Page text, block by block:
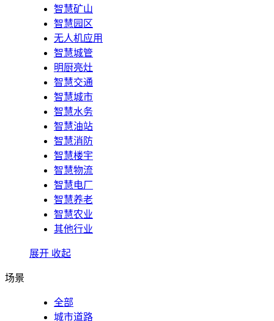
智慧矿山
智慧园区
无人机应用
智慧城管
明厨亮灶
智慧交通
智慧城市
智慧水务
智慧油站
智慧消防
智慧楼宇
智慧物流
智慧电厂
智慧养老
智慧农业
其他行业
展开 收起
场景
全部
城市道路